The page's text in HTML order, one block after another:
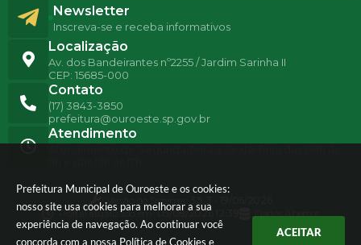
Prefeitura Municipal de Ouroeste e os cookies:
nosso site usa cookies para melhorar a sua
experiência de navegação. Ao continuar você
concorda com a nossa Política de Cookies e
ACEITAR
Localização
Av. dos Bandeirantes nº2255 / Jardim Sarinha II
CEP: 15685-000
Contato
(17) 3843-3850
prefeitura@ouroeste.sp.gov.br
Atendimento
Newsletter
Inscreva-se e receba informativos
Versão do Sistema:
Portal atualizado em:05/08/2026 12:39 Dados Abertos